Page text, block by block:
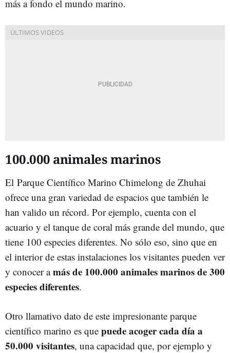
más a fondo el mundo marino.
100.000 animales marinos
El Parque Científico Marino Chimelong de Zhuhai
ofrece una gran variedad de espacios que también le
han valido un récord. Por ejemplo, cuenta con el
acuario y el tanque de coral más grande del mundo, que
tiene 100 especies diferentes. No sólo eso, sino que en
el interior de estas instalaciones los visitantes pueden ver
y conocer amás de 100.000 animales marinos de 300
especies diferentes.
Otro llamativo dato de este impresionante parque
científico marino es que puede acoger cada día a
50.000 visitantes, una capacidad que, por ejemplo y